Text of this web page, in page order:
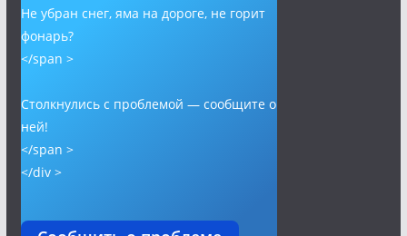
Не убран снег, яма на дороге, не горит
фонарь?
</span >
Столкнулись с проблемой — сообщите о
ней!
</span >
</div >